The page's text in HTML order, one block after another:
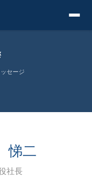
セージ
悌二
社長